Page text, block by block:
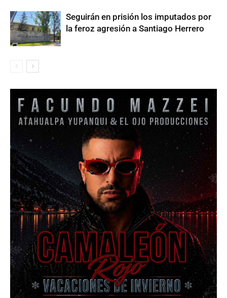
Seguirán en prisión los imputados por
la feroz agresión a Santiago Herrero